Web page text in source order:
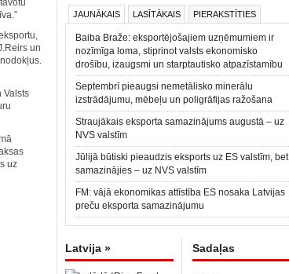
un
Valsts
uz
JAUNĀKAIS LASĪTĀKAIS PIERAKSTĪTIES
Baiba Braže: eksportējošajiem uzņēmumiem ir
nozīmīga loma, stiprinot valsts ekonomisko
drošību, izaugsmi un starptautisko atpazīstamību
Septembrī pieaugsi nemetālisko minerālu
izstrādājumu, mēbeļu un poligrāfijas ražošana
Straujākais eksporta samazinājums augustā – uz
NVS valstīm
Jūlijā būtiski pieaudzis eksports uz ES valstīm, bet
samazinājies – uz NVS valstīm
FM: vājā ekonomikas attīstība ES nosaka Latvijas
preču eksporta samazinājumu
Latvija » Sadaļas